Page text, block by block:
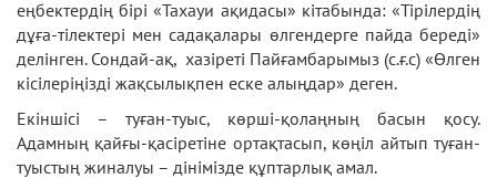
еңбектердің бірі «Тахауи ақидасы» кітабында: «Тірілердің
дұға-тілектері мен садақалары өлгендерге пайда береді»
делінген. Сондай-ақ, хазіреті Пайғамбарымыз (с.ғ.с) «Өлген
кісілеріңізді жақсылықпен еске алыңдар» деген.
Екіншісі – туған-туыс, көрші-қолаңның басын қосу.
Адамның қайғы-қасіретіне ортақтасып, көңіл айтып туған-
туыстың жиналуы – дінімізде құптарлық амал.